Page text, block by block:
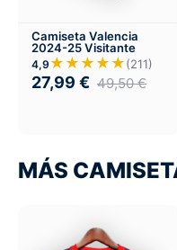
Camiseta Valencia
2024-25 Visitante
4,9 ★★★★★(211)
27,99 € 49,50€
MÁS